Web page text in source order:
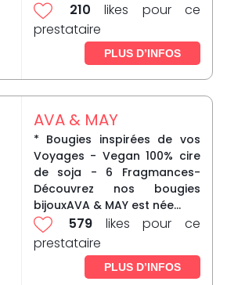
210 likes pour ce
prestataire
PLUS D’INFOS
AVA & MAY
* Bougies inspirées de vos
Voyages - Vegan 100% cire
de soja - 6 Fragmances-
Découvrez nos bougies
bijouxAVA & MAY est née...
579 likes pour ce
prestataire
PLUS D’INFOS